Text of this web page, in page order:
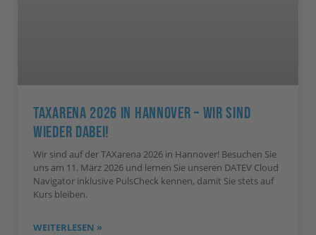
TAXarena 2026 In Hannover – Wir Sind
Wieder Dabei!
Wir sind auf der TAXarena 2026 in Hannover! Besuchen Sie
uns am 11. März 2026 und lernen Sie unseren DATEV Cloud
Navigator inklusive PulsCheck kennen, damit Sie stets auf
Kurs bleiben.
WEITERLESEN »